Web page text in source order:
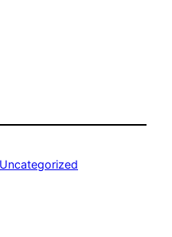
Uncategorized